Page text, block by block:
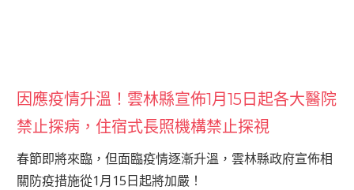
因應疫情升溫！雲林縣宣佈1月15日起各大醫院
禁止探病，住宿式長照機構禁止探視
春節即將來臨，但面臨疫情逐漸升溫，雲林縣政府宣佈相
關防疫措施從1月15日起將加嚴！